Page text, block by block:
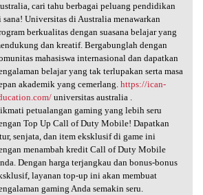
cari tahu berbagai peluang pendidikan
sana! Universitas di Australia menawarkan
berkualitas dengan suasana belajar yang
dan kreatif. Bergabunglah dengan
mahasiswa internasional dan dapatkan
belajar yang tak terlupakan serta masa
akademik yang cemerlang. https://ican-
universitas australia .
petualangan gaming yang lebih seru
Top Up Call of Duty Mobile! Dapatkan
senjata, dan item eksklusif di game ini
menambah kredit Call of Duty Mobile
Dengan harga terjangkau dan bonus-bonus
layanan top-up ini akan membuat
gaming Anda semakin seru.